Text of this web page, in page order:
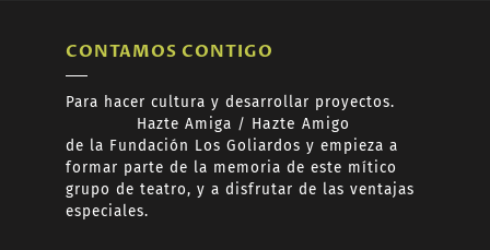
CONTAMOS CONTIGO
Para hacer cultura y desarrollar proyectos.
Hazte Amiga / Hazte Amigo
de la Fundación Los Goliardos y empieza a
formar parte de la memoria de este mítico
grupo de teatro, y a disfrutar de las ventajas
especiales.